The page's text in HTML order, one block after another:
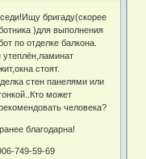
бригаду(скорее
)для выполнения
по отделке балкона.
стоят.
стен панелями или
может
человека?
благодарна!
749-59-69